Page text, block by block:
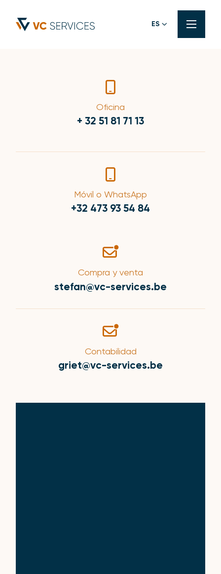
ES
Oficina
+ 32 51 81 71 13
Móvil o WhatsApp
+32 473 93 54 84
Compra y venta
stefan@vc-services.be
Contabilidad
griet@vc-services.be